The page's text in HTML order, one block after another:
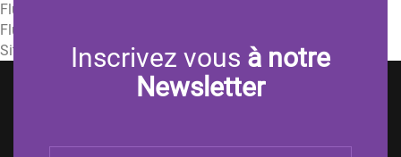
Flux des publications
Flux des commentaires
Site de WordPress-FRInscrivez vous à notre
Newsletter